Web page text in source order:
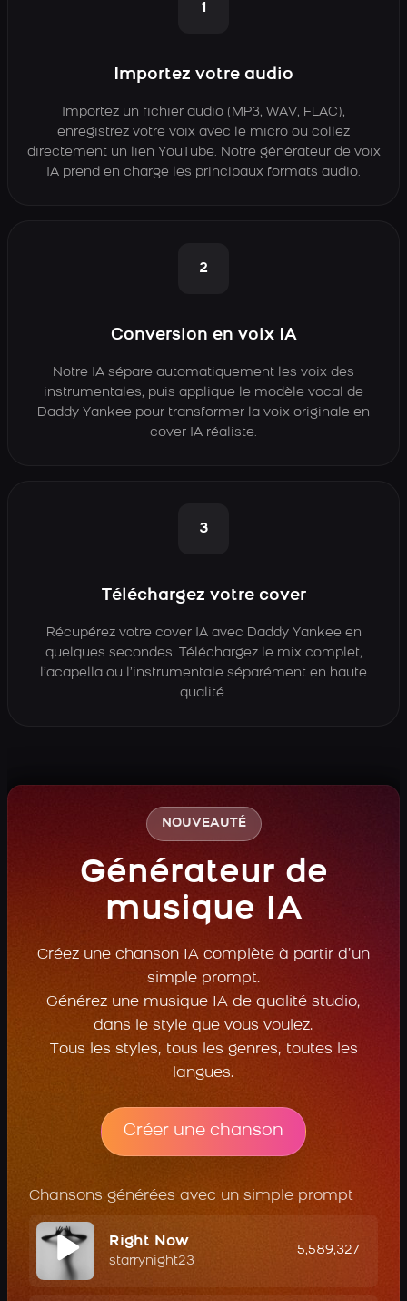
1
Importez votre audio
Importez un fichier audio (MP3, WAV, FLAC),
enregistrez votre voix avec le micro ou collez
directement un lien YouTube. Notre générateur de voix
IA prend en charge les principaux formats audio.
2
Conversion en voix IA
Notre IA sépare automatiquement les voix des
instrumentales, puis applique le modèle vocal de
Daddy Yankee pour transformer la voix originale en
cover IA réaliste.
3
Téléchargez votre cover
Récupérez votre cover IA avec Daddy Yankee en
quelques secondes. Téléchargez le mix complet,
l’acapella ou l’instrumentale séparément en haute
qualité.
NOUVEAUTÉ
Générateur de
musique IA
Créez une chanson IA complète à partir d’un
simple prompt.
Générez une musique IA de qualité studio,
dans le style que vous voulez.
Tous les styles, tous les genres, toutes les
langues.
Créer une chanson
Chansons générées avec un simple prompt
Right Now
starrynight23
5,589,327